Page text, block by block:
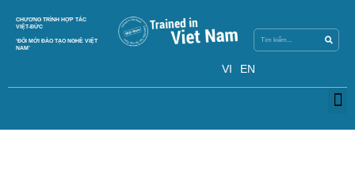
CHƯƠNG TRÌNH HỢP TÁC
VIỆT-ĐỨC
‘ĐỔI MỚI ĐÀO TẠO NGHỀ VIỆT
NAM’
VI EN